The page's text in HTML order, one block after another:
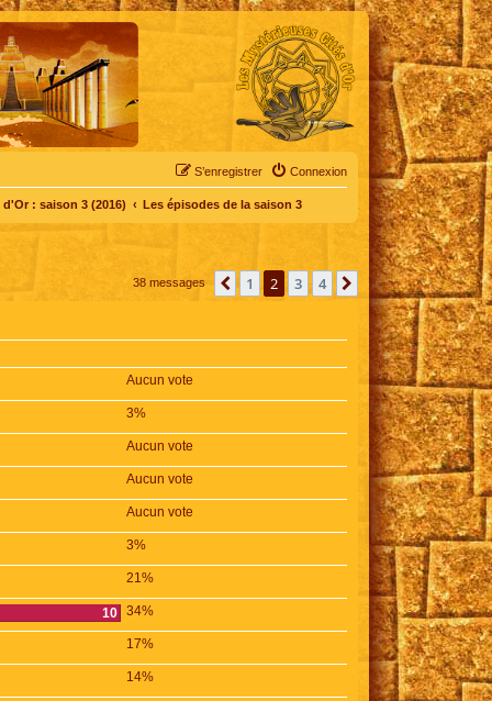
Connexion
S’enregistrer
: saison 3 (2016) Les épisodes de la saison 3
38 messages Précédente
1 2 3 4 Suivante
Aucun vote
3%
Aucun vote
Aucun vote
Aucun vote
3%
21%
10 34%
17%
14%